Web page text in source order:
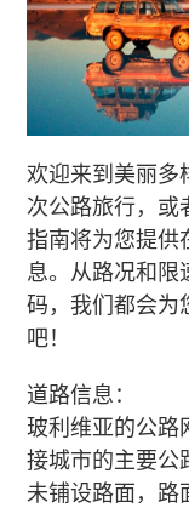
欢迎来到美丽多
次公路旅行，或
指南将为您提供
息。从路况和限
码，我们都会为
吧！
道路信息：
玻利维亚的公路
接城市的主要公
未铺设路面，路